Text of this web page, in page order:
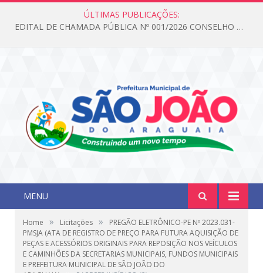
ÚLTIMAS PUBLICAÇÕES:
EDITAL DE CHAMADA PÚBLICA Nº 001/2026 CONSELHO DOS DIREITOS DA CRIANÇA E DO ADOLESCENTE
MENU
Home » Licitações »
PREGÃO ELETRÔNICO-PE Nº 2023.031-
PMSJA (ATA DE REGISTRO DE PREÇO PARA FUTURA AQUISIÇÃO DE
PEÇAS E ACESSÓRIOS ORIGINAIS PARA REPOSIÇÃO NOS VEÍCULOS
E CAMINHÕES DA SECRETARIAS MUNICIPAIS, FUNDOS MUNICIPAIS
E PREFEITURA MUNICIPAL DE SÃO JOÃO DO